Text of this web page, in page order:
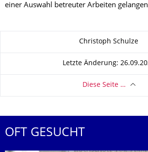
einer Auswahl betreuter Arbeiten
Christoph Schulze
Letzte Änderung:
Diese Seite …
OFT GESUCHT